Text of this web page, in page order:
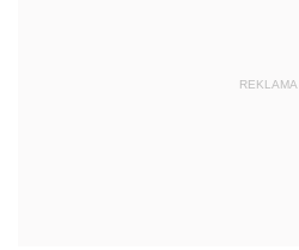
REKLAMA